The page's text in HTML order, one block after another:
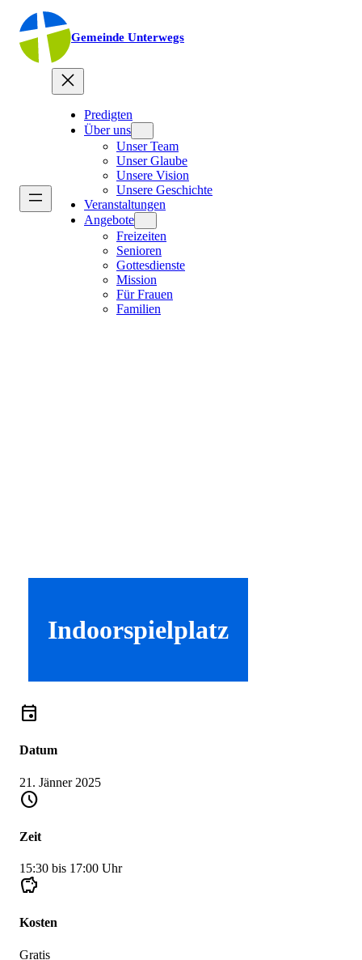
Gemeinde Unterwegs
Predigten
Über uns
Unser Team
Unser Glaube
Unsere Vision
Unsere Geschichte
Veranstaltungen
Angebote
Freizeiten
Senioren
Gottesdienste
Mission
Für Frauen
Familien
Indoorspielplatz
event
Datum
21. Jänner 2025
schedule
Zeit
15:30 bis 17:00 Uhr
savings
Kosten
Gratis